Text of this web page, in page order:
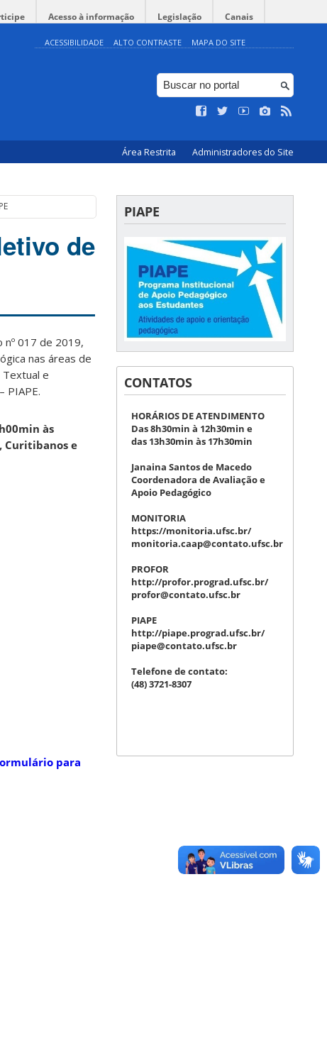
Acesso à informação Legislação Canais
ACESSIBILIDADE ALTO CONTRASTE MAPA DO SITE
Área Restrita Administradores do Site
de
017 de 2019,
nas áreas de
Textual e
PIAPE.
às
Curitibanos e
para
PIAPE
CONTATOS
HORÁRIOS DE ATENDIMENTO
Das 8h30min à 12h30min e
das 13h30min às 17h30min
Janaina Santos de Macedo
Coordenadora de Avaliação e
Apoio Pedagógico
MONITORIA
https://monitoria.ufsc.br/
monitoria.caap@contato.ufsc.br
PROFOR
http://profor.prograd.ufsc.br/
profor@contato.ufsc.br
PIAPE
http://piape.prograd.ufsc.br/
piape@contato.ufsc.br
Telefone de contato:
(48) 3721-8307